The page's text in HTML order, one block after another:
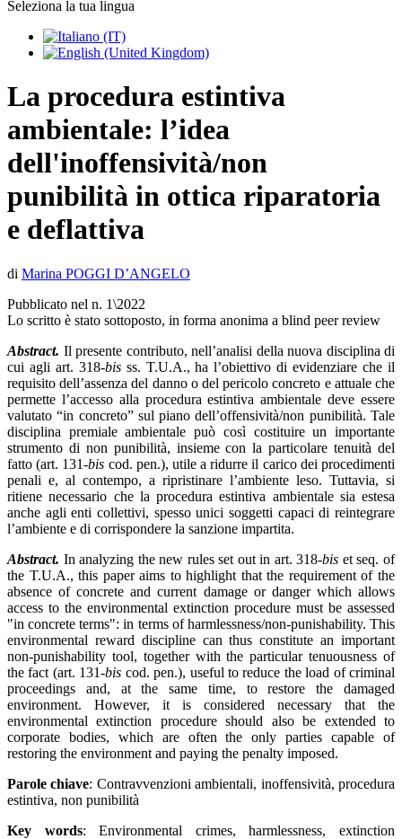
Seleziona la tua lingua
La procedura estintiva
ambientale: l’idea
dell'inoffensività/non
punibilità in ottica riparatoria
e deflattiva
di Marina POGGI D’ANGELO
Pubblicato nel n. 1\2022
Lo scritto è stato sottoposto, in forma anonima a blind peer review
Abstract. Il presente contributo, nell’analisi della nuova disciplina di
cui agli art. 318-bisss. T.U.A., ha l’obiettivo di evidenziare che il
requisito dell’assenza del danno o del pericolo concreto e attuale che
permette l’accesso alla procedura estintiva ambientale deve essere
valutato “in concreto” sul piano dell’offensività/non punibilità. Tale
disciplina premiale ambientale può così costituire un importante
strumento di non punibilità, insieme con la particolare tenuità del
fatto (art. 131-bis cod. pen.), utile a ridurre il carico dei procedimenti
penali e, al contempo, a ripristinare l’ambiente leso. Tuttavia, si
ritiene necessario che la procedura estintiva ambientale sia estesa
anche agli enti collettivi, spesso unici soggetti capaci di reintegrare
l’ambiente e di corrispondere la sanzione impartita.
Abstract. In analyzing the new rules set out in art. 318-bis et seq. of
the T.U.A., this paper aims to highlight that the requirement of the
absence of concrete and current damage or danger which allows
access to the environmental extinction procedure must be assessed
"in concrete terms": in terms of harmlessness/non-punishability. This
environmental reward discipline can thus constitute an important
non-punishability tool, together with the particular tenuousness of
the fact (art. 131-bis cod. pen.), useful to reduce the load of criminal
proceedings and, at the same time, to restore the damaged
environment. However, it is considered necessary that the
environmental extinction procedure should also be extended to
corporate bodies, which are often the only parties capable of
restoring the environment and paying the penalty imposed.
Parole chiave: Contravvenzioni ambientali, inoffensività, procedura
estintiva, non punibilità
Key words:Environmental crimes, harmlessness, extinction